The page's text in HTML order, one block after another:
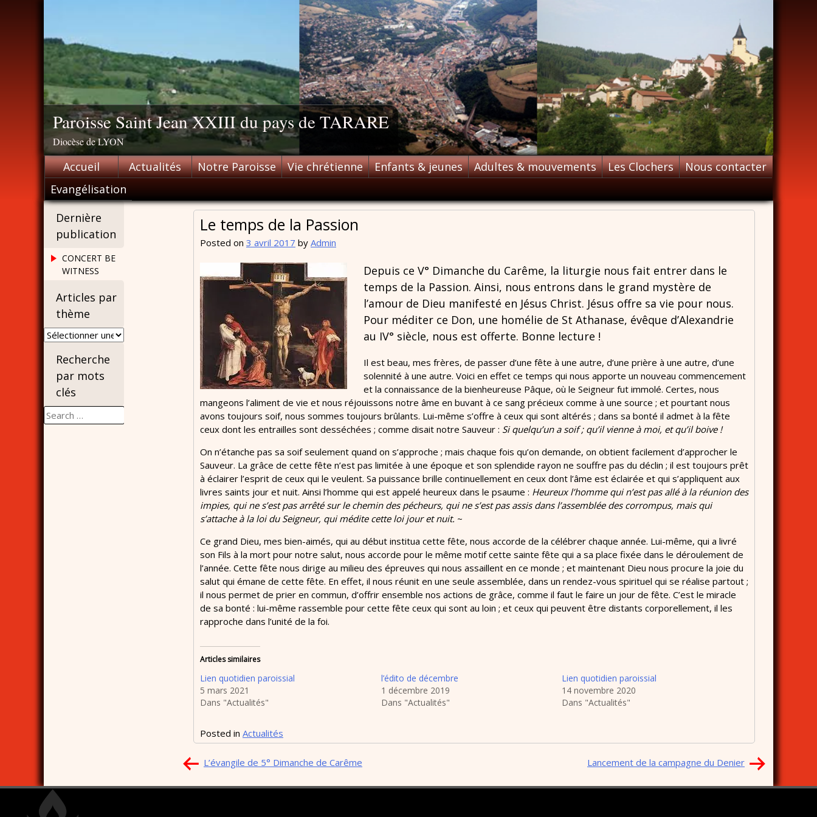
Paroisse Saint Jean XXIII du pays de TARARE
Diocèse de LYON
Accueil Actualités Notre Paroisse Vie chrétienne Enfants & jeunes Adultes & mouvements Les Clochers
Nous contacter
Evangélisation
Le temps de la Passion
Posted on 3 avril 2017 by Admin
Depuis ce V° Dimanche du Carême, la liturgie nous fait entrer dans le
temps de la Passion. Ainsi, nous entrons dans le grand mystère de
l’amour de Dieu manifesté en Jésus Christ. Jésus offre sa vie pour nous.
Pour méditer ce Don, une homélie de St Athanase, évêque d’Alexandrie
au IV° siècle, nous est offerte. Bonne lecture !
Il est beau, mes frères, de passer d’une fête à une autre, d’une prière à une autre, d’une
solennité à une autre. Voici en effet ce temps qui nous apporte un nouveau commencement
et la connaissance de la bienheureuse Pâque, où le Seigneur fut immolé. Certes, nous
mangeons l’aliment de vie et nous réjouissons notre âme en buvant à ce sang précieux comme à une source ; et pourtant nous
avons toujours soif, nous sommes toujours brûlants. Lui-même s’offre à ceux qui sont altérés ; dans sa bonté il admet à la fête
ceux dont les entrailles sont desséchées ; comme disait notre Sauveur : Si quelqu’un a soif ; qu’il vienne à moi, et qu’il boive !
On n’étanche pas sa soif seulement quand on s’approche ; mais chaque fois qu’on demande, on obtient facilement d’approcher le
Sauveur. La grâce de cette fête n’est pas limitée à une époque et son splendide rayon ne souffre pas du déclin ; il est toujours prêt
à éclairer l’esprit de ceux qui le veulent. Sa puissance brille continuellement en ceux dont l’âme est éclairée et qui s’appliquent aux
livres saints jour et nuit. Ainsi l’homme qui est appelé heureux dans le psaume : Heureux l’homme qui n’est pas allé à la réunion des
impies, qui ne s’est pas arrêté sur le chemin des pécheurs, qui ne s’est pas assis dans l’assemblée des corrompus, mais qui
s’attache à la loi du Seigneur, qui médite cette loi jour et nuit. ~
Ce grand Dieu, mes bien-aimés, qui au début institua cette fête, nous accorde de la célébrer chaque année. Lui-même, qui a livré
son Fils à la mort pour notre salut, nous accorde pour le même motif cette sainte fête qui a sa place fixée dans le déroulement de
l’année. Cette fête nous dirige au milieu des épreuves qui nous assaillent en ce monde ; et maintenant Dieu nous procure la joie du
salut qui émane de cette fête. En effet, il nous réunit en une seule assemblée, dans un rendez-vous spirituel qui se réalise partout ;
il nous permet de prier en commun, d’offrir ensemble nos actions de grâce, comme il faut le faire un jour de fête. C’est le miracle
de sa bonté : lui-même rassemble pour cette fête ceux qui sont au loin ; et ceux qui peuvent être distants corporellement, il les
rapproche dans l’unité de la foi.
Articles similaires
Lien quotidien paroissial
5 mars 2021
Dans "Actualités"
l’édito de décembre
1 décembre 2019
Dans "Actualités"
Lien quotidien paroissial
14 novembre 2020
Dans "Actualités"
Posted in Actualités
Navigation
L’évangile de 5° Dimanche de Carême Lancement de la campagne du Denier
Dernière
publication
CONCERT BE
WITNESS
Articles par
thème
Articles
thème
Recherche
par mots
clés
Search
for: